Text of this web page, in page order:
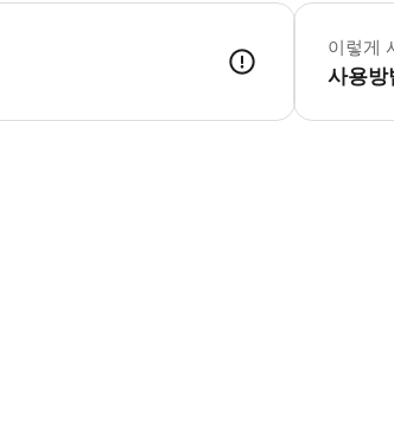
▶ 꼭 알아두
이렇게
사용방